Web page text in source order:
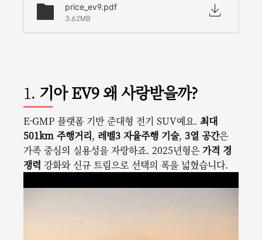
price_ev9.pdf
3.62MB
1. 기아 EV9 왜 사랑받을까?
E-GMP 플랫폼 기반 준대형 전기 SUV예요. 최대
501km 주행거리, 레벨3 자율주행 기술, 3열 공간은
가족 중심의 실용성을 자랑하죠. 2025년형은 가격 경
쟁력 강화와 신규 트림으로 선택의 폭을 넓혔습니다.